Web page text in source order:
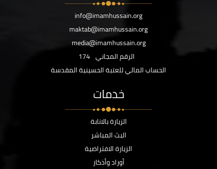
info@imamhussain.org
maktab@imamhussain.org
media@imamhussain.org
الرقم المجاني 174
الحساب المالي للعتبة الحسينية المقدسة
خدمات
الزيارة بالانابة
البث المباشر
الزيارة الافتراضية
أوراد وأذكار